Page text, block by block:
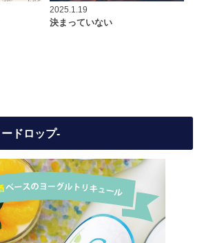
2025.1.19
決まっていない
ドロップ-